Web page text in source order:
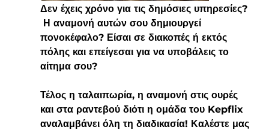
Δεν έχεις χρόνο για τις δημόσιες υπηρεσίες?
Η αναμονή αυτών σου δημιουργεί
πονοκέφαλο? Είσαι σε διακοπές ή εκτός
πόλης και επείγεσαι για να υποβάλεις το
αίτημα σου?
Τέλος η ταλαιπωρία, η αναμονή στις ουρές
και στα ραντεβού διότι η ομάδα του Kepflix
αναλαμβάνει όλη τη διαδικασία! Καλέστε μας